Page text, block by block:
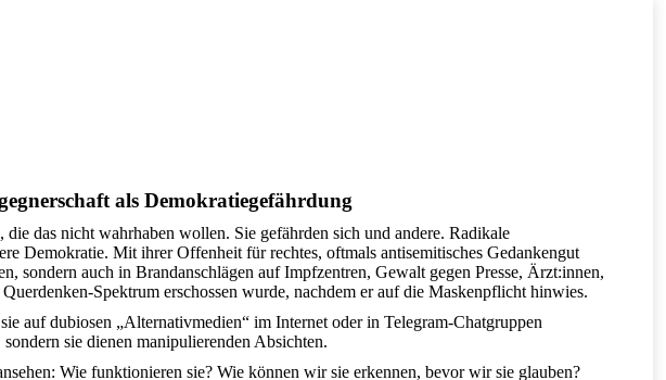
als Demokratiegefährdung
das nicht wahrhaben wollen. Sie gefährden sich und andere. Radikale
Demokratie. Mit ihrer Offenheit für rechtes, oftmals antisemitisches Gedankengut
sondern auch in Brandanschlägen auf Impfzentren, Gewalt gegen Presse, Ärzt:innen,
Spektrum erschossen wurde, nachdem er auf die Maskenpflicht hinwies.
auf dubiosen „Alternativmedien“ im Internet oder in Telegram-Chatgruppen
sie dienen manipulierenden Absichten.
Wie funktionieren sie? Wie können wir sie erkennen, bevor wir sie glauben?